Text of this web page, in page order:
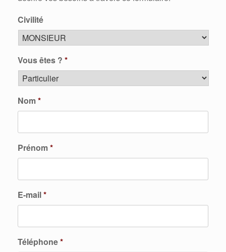
Civilité
Vous êtes ? *
Nom*
Prénom*
E-mail*
Téléphone*